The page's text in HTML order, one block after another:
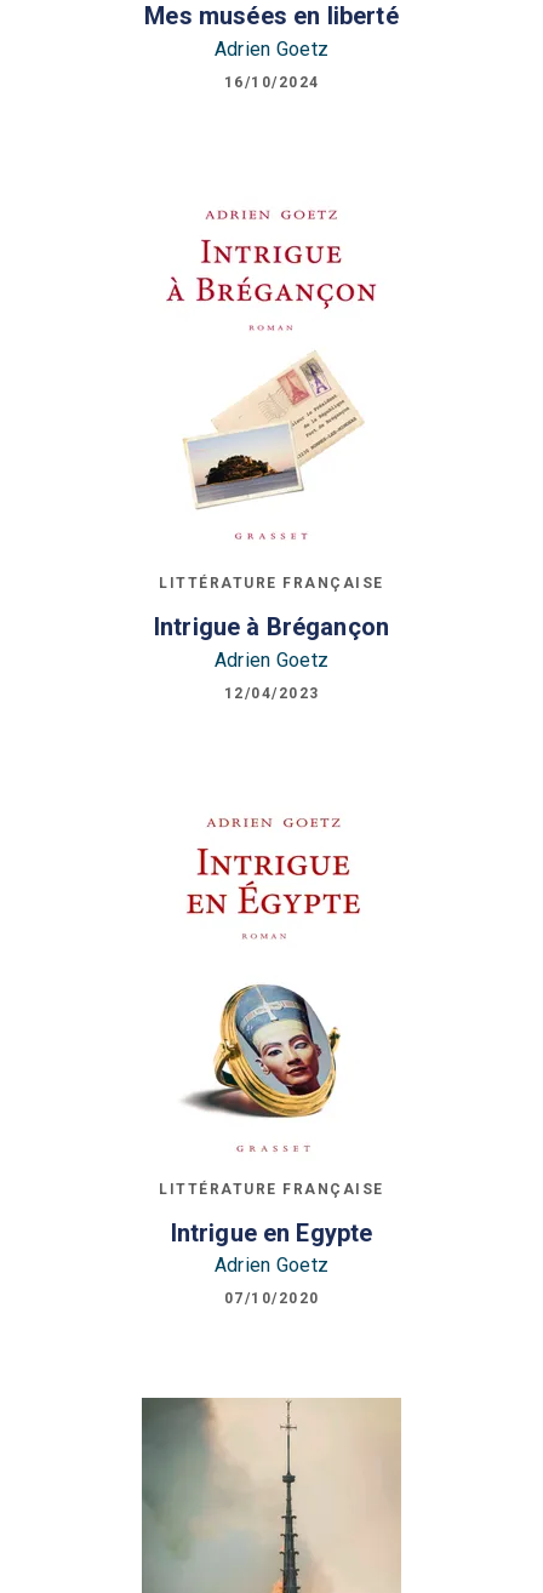
Mes musées en liberté
Adrien Goetz
16/10/2024
LITTÉRATURE FRANÇAISE
Intrigue à Brégançon
Adrien Goetz
12/04/2023
LITTÉRATURE FRANÇAISE
Intrigue en Egypte
Adrien Goetz
07/10/2020